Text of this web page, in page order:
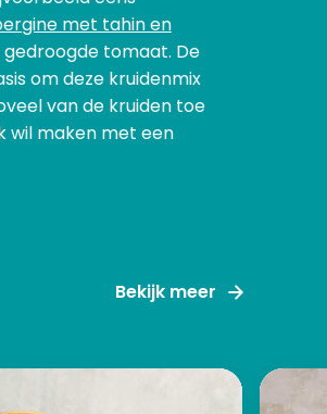
met tahin en
tomaat. De
om deze kruidenmix
van de kruiden toe
wil maken met een
Bekijk meer